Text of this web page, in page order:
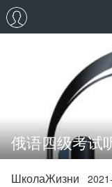
俄语四级考试
ШколаЖизни